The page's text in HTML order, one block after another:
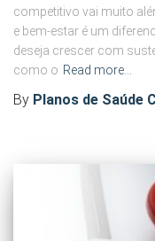
competitivo vai muito
e bem-estar é um
deseja crescer com
como o Read more…
By Planos de Saúde